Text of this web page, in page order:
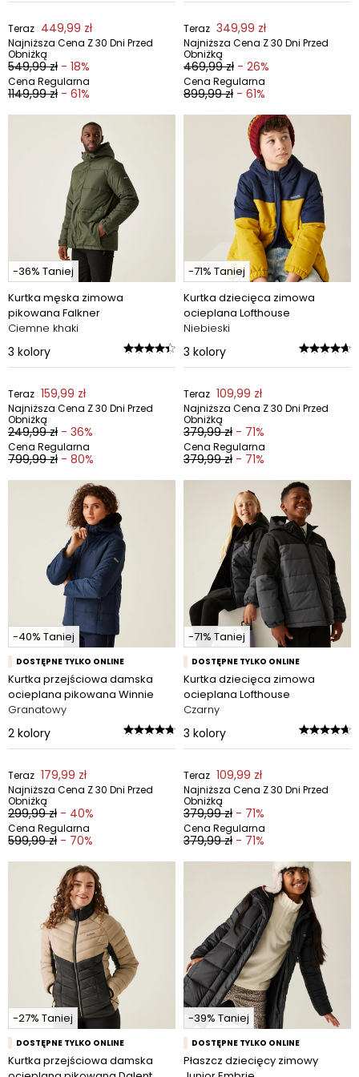
Teraz 449,99 zł
Najniższa Cena Z 30 Dni Przed
Obniżką
549,99 zł - 18%
Cena Regularna
1149,99 zł - 61%
Teraz 349,99 zł
Najniższa Cena Z 30 Dni Przed
Obniżką
469,99 zł - 26%
Cena Regularna
899,99 zł - 61%
-36% Taniej
Kurtka męska zimowa
pikowana Falkner
Ciemne khaki
3 kolory
Teraz 159,99 zł
Najniższa Cena Z 30 Dni Przed
Obniżką
249,99 zł - 36%
Cena Regularna
799,99 zł - 80%
-71% Taniej
Kurtka dziecięca zimowa
ocieplana Lofthouse
Niebieski
3 kolory
Teraz 109,99 zł
Najniższa Cena Z 30 Dni Przed
Obniżką
379,99 zł - 71%
Cena Regularna
379,99 zł - 71%
-40% Taniej
DOSTĘPNE TYLKO ONLINE
Kurtka przejściowa damska
ocieplana pikowana Winnie
Granatowy
2 kolory
Teraz 179,99 zł
Najniższa Cena Z 30 Dni Przed
Obniżką
299,99 zł - 40%
Cena Regularna
599,99 zł - 70%
-71% Taniej
DOSTĘPNE TYLKO ONLINE
Kurtka dziecięca zimowa
ocieplana Lofthouse
Czarny
3 kolory
Teraz 109,99 zł
Najniższa Cena Z 30 Dni Przed
Obniżką
379,99 zł - 71%
Cena Regularna
379,99 zł - 71%
-27% Taniej
DOSTĘPNE TYLKO ONLINE
Kurtka przejściowa damska
-39% Taniej
DOSTĘPNE TYLKO ONLINE
Płaszcz dziecięcy zimowy